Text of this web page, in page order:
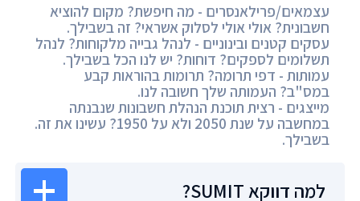
עצמאים/פרילאנסרים - מה חיפשת? מקום להוציא
חשבונית? אולי אולי לסלוק אשראי? זה בשבילך.
עסקים קטנים ובינוניים - לנהל גבייה מלקוחות? לנהל
תשלומים לספקים? דוחות? יש לנו הכל בשבילך.
עמותות - דפי תרומה? תרומות בהוראות קבע
במס"ב? העמותה שלך חשובה לנו.
מייצגים - רצית תוכנת הנהלת חשבונות שנבנתה
במחשבה על שנת 2050 ולא על 1950? עשינו את זה.
בשבילך.
למה דווקא SUMIT?